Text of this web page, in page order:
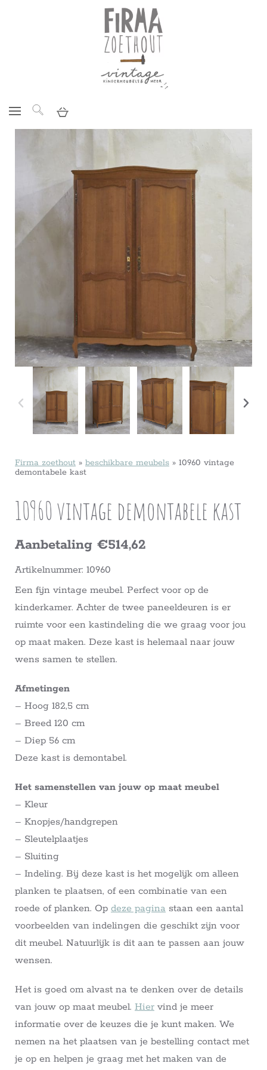
Firma zoethout » beschikbare meubels » 10960 vintage
demontabele kast
10960 vintage demontabele kast
Aanbetaling €514,62
Artikelnummer: 10960
Een fijn vintage meubel. Perfect voor op de
kinderkamer. Achter de twee paneeldeuren is er
ruimte voor een kastindeling die we graag voor jou
op maat maken. Deze kast is helemaal naar jouw
wens samen te stellen.
Afmetingen
– Hoog 182,5 cm
– Breed 120 cm
– Diep 56 cm
Deze kast is demontabel.
Het samenstellen van jouw op maat meubel
– Kleur
– Knopjes/handgrepen
– Sleutelplaatjes
– Sluiting
– Indeling. Bij deze kast is het mogelijk om alleen
planken te plaatsen, of een combinatie van een
roede of planken. Op deze pagina staan een aantal
voorbeelden van indelingen die geschikt zijn voor
dit meubel. Natuurlijk is dit aan te passen aan jouw
wensen.
Het is goed om alvast na te denken over de details
van jouw op maat meubel. Hier vind je meer
informatie over de keuzes die je kunt maken. We
nemen na het plaatsen van je bestelling contact met
je op en helpen je graag met het maken van de